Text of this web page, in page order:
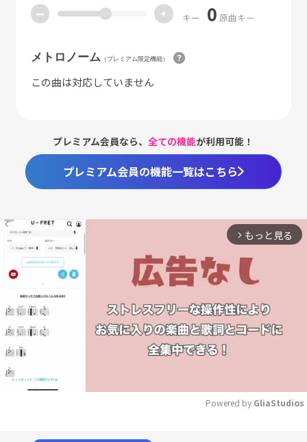
ー + キー 0 原曲キー
メトロノーム （プレミアム限定機能）
この曲は対応していません
プレミアム会員なら、全ての機能が利用可能！
プレミアム会員の機能一覧はこちら
arrow_forward_ios もっと見る
Powered by GliaStudios